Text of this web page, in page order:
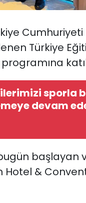
Türkiye
sporla
devam
başlayan
Hotel &